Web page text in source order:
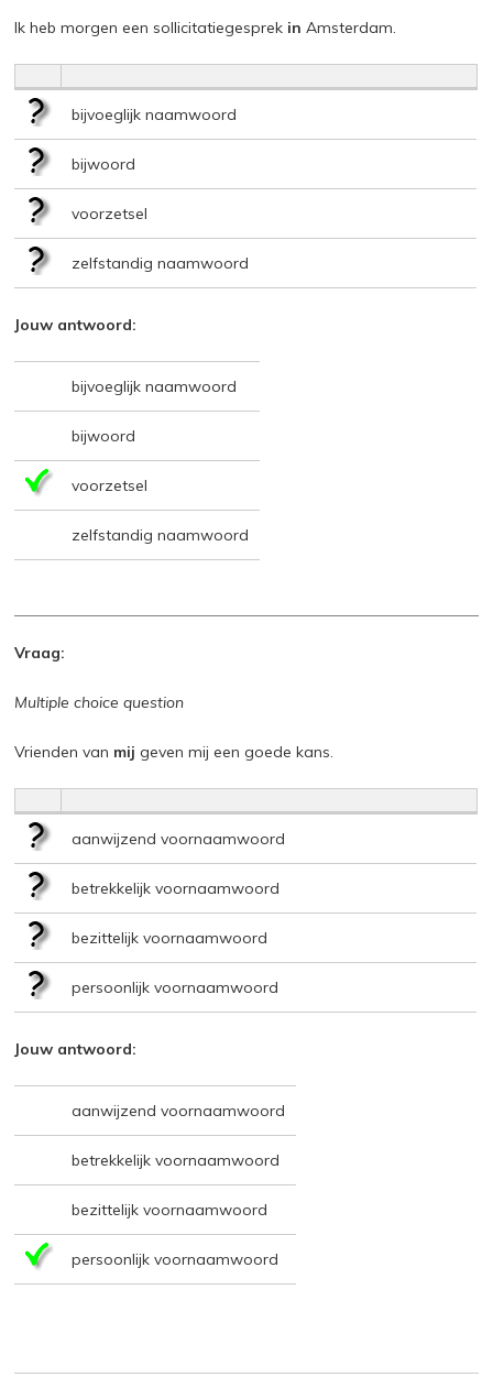
Ik heb morgen een sollicitatiegesprek in Amsterdam.
bijvoeglijk naamwoord
bijwoord
voorzetsel
zelfstandig naamwoord
Jouw antwoord:
bijvoeglijk naamwoord
bijwoord
voorzetsel
zelfstandig naamwoord
Vraag:
Multiple choice question
Vrienden van mij geven mij een goede kans.
aanwijzend voornaamwoord
betrekkelijk voornaamwoord
bezittelijk voornaamwoord
persoonlijk voornaamwoord
Jouw antwoord:
aanwijzend voornaamwoord
betrekkelijk voornaamwoord
bezittelijk voornaamwoord
persoonlijk voornaamwoord